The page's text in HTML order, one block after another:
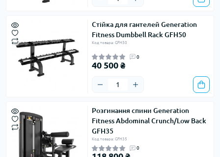
Стійка для гантелей Generation
Fitness Dumbbell Rack GFH50
Код товара: GFH50
0
40 500 ₴
Розгинання спини Generation
Fitness Abdominal Crunch/Low Back
GFH35
Код товара: GFH35
0